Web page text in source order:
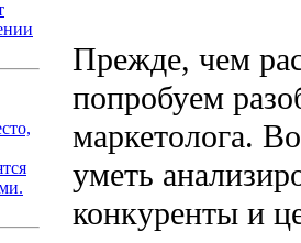
Прежде, чем
попробуем
маркетолога.
уметь
конкуренты и